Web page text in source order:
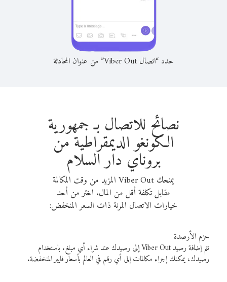
حدد “اتصال Viber Out” من عنوان المحادثة
نصائح للاتصال بـ جمهورية
الكونغو الديمقراطية من
بروناي دار السلام
يمنحك Viber Out المزيد من وقت المكالمة
مقابل تكلفة أقل من المال. اختر من أحد
خيارات الاتصال المرنة ذات السعر المنخفض:
حزم الأرصدة
تتم إضافة رصيد Viber Out إلى رصيدك عند شراء أي مبلغ. باستخدام
رصيدك، يمكنك إجراء مكالمات إلى أي رقم في العالم بأسعار فايبر المنخفضة.